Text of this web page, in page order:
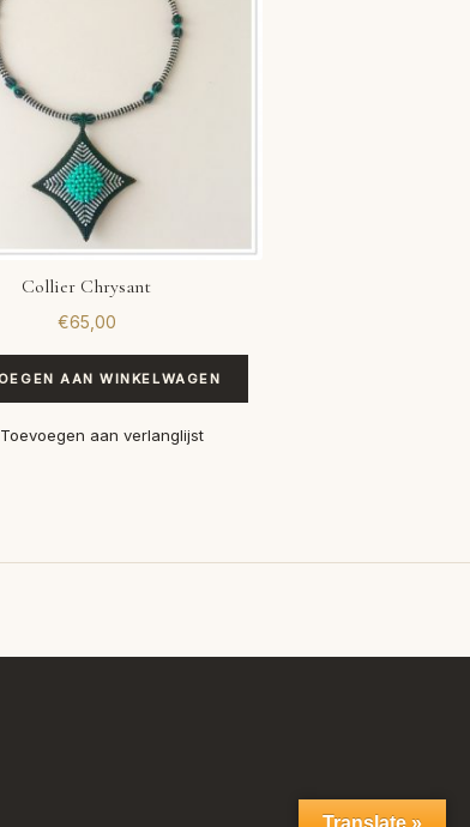
Collier Chrysant
€65,00
AAN WINKELWAGEN
Toevoegen aan verlanglijst
Translate »